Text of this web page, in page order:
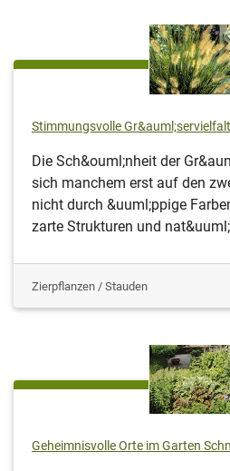
Stimmungsvolle
Die Sch&ouml;nheit der
sich manchem erst auf den
nicht durch &uuml;ppige
zarte Strukturen und
Zierpflanzen / Stauden
Geheimnisvolle Orte im Garten